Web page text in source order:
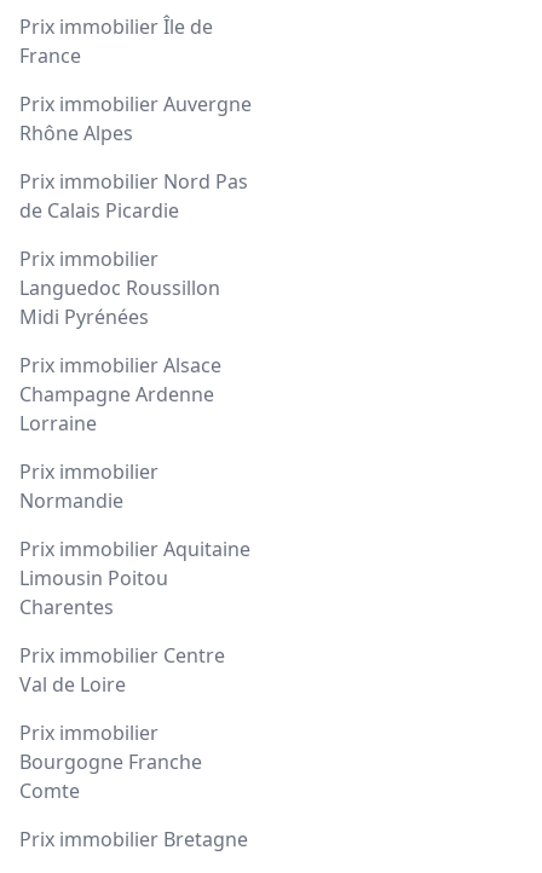
Prix immobilier Île de
France
Prix immobilier Auvergne
Rhône Alpes
Prix immobilier Nord Pas
de Calais Picardie
Prix immobilier
Languedoc Roussillon
Midi Pyrénées
Prix immobilier Alsace
Champagne Ardenne
Lorraine
Prix immobilier
Normandie
Prix immobilier Aquitaine
Limousin Poitou
Charentes
Prix immobilier Centre
Val de Loire
Prix immobilier
Bourgogne Franche
Comte
Prix immobilier Bretagne